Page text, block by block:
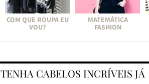
COM QUE ROUPA EU
VOU?
MATEMÁTICA
FASHION
TENHA CABELOS INCRÍVEIS JÁ